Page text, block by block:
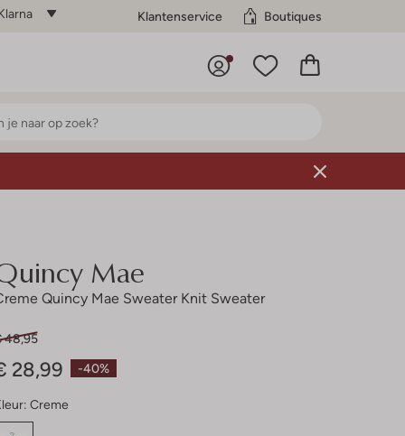
Klantenservice Boutiques
Mae
Quincy Mae Sweater Knit Sweater
-40%
48,95
28,99
Creme